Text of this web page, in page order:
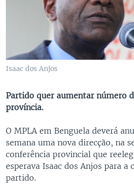
Isaac dos Anjos
Partido quer aumentar número
província.
O MPLA em Benguela deverá
semana uma nova direcção, na
conferência provincial que
esperava Isaac dos Anjos para a
partido.